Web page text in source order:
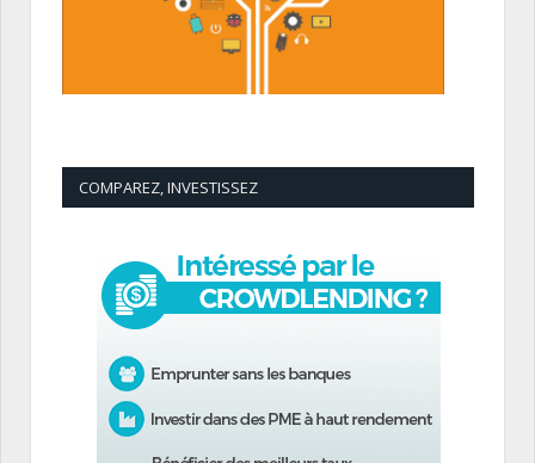
COMPAREZ, INVESTISSEZ